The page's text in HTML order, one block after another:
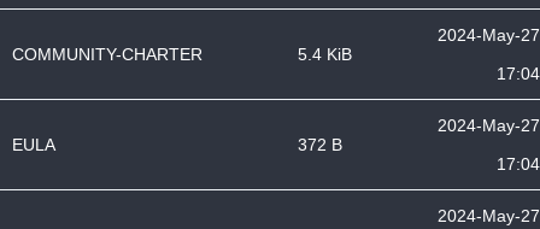
COMMUNITY-CHARTER 5.4 KiB
2024-May-27
17:04
EULA 372 B
2024-May-27
17:04
2024-May-27